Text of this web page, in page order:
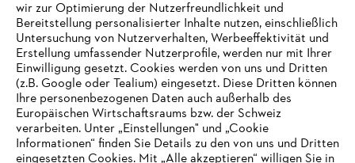
Häufig gestellte Fragen
Support
wir zur Optimierung der Nutzerfreundlichkeit und
Bereitstellung personalisierter Inhalte nutzen, einschließlich
Untersuchung von Nutzerverhalten, Werbeeffektivität und
Erstellung umfassender Nutzerprofile, werden nur mit Ihrer
Einwilligung gesetzt. Cookies werden von uns und Dritten
(z.B. Google oder Tealium) eingesetzt. Diese Dritten können
Ihre personenbezogenen Daten auch außerhalb des
Europäischen Wirtschaftsraums bzw. der Schweiz
verarbeiten. Unter „Einstellungen" und „Cookie
Informationen“ finden Sie Details zu den von uns und Dritten
eingesetzten Cookies. Mit „Alle akzeptieren“ willigen Sie in